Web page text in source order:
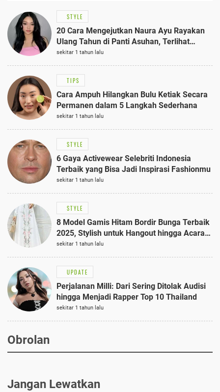
STYLE
20 Cara Mengejutkan Naura Ayu Rayakan
Ulang Tahun di Panti Asuhan, Terlihat
Anggun dengan Kaftan Cokelat
sekitar 1 tahun lalu
TIPS
Cara Ampuh Hilangkan Bulu Ketiak Secara
Permanen dalam 5 Langkah Sederhana
sekitar 1 tahun lalu
STYLE
6 Gaya Activewear Selebriti Indonesia
Terbaik yang Bisa Jadi Inspirasi Fashionmu
sekitar 1 tahun lalu
STYLE
8 Model Gamis Hitam Bordir Bunga Terbaik
2025, Stylish untuk Hangout hingga Acara
Semi-Formal
sekitar 1 tahun lalu
UPDATE
Perjalanan Milli: Dari Sering Ditolak Audisi
hingga Menjadi Rapper Top 10 Thailand
sekitar 1 tahun lalu
Obrolan
Jangan Lewatkan